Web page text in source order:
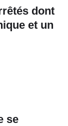
dont
et un
se